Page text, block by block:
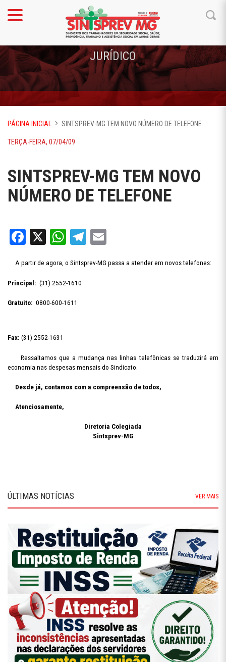
JURÍDICO
PÁGINA INICIAL SINTSPREV-MG TEM NOVO NÚMERO DE TELEFONE
TERÇA-FEIRA, 07/04/09
SINTSPREV-MG TEM NOVO
NÚMERO DE TELEFONE
Facebook
X WhatsApp
Telegram
A partir de agora, o Sintsprev-MG passa a atender em novos telefones:
Principal: (31) 2552-1610
Gratuito: 0800-600-1611
Fax: (31) 2552-1631
Ressaltamos que a mudança nas linhas telefônicas se traduzirá em
economia nas despesas mensais do Sindicato.
Desde já, contamos com a compreensão de todos,
Atenciosamente,
Diretoria Colegiada
Sintsprev-MG
ÚLTIMAS NOTÍCIAS VER MAIS